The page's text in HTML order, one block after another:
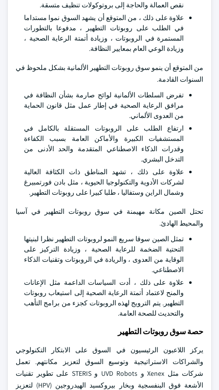
نقص العمالة والحاجة إلى بروتوكولات تنظيف متسقة.
علاوة على ذلك ، من المتوقع أن يشهد السوق نموا مستداما
في الطلب على روبوتات التطهير ، مدفوعا بالتطورات
المستمرة في الروبوتات ، وزيادة أتمتة الرعاية الصحية ،
وزيادة الوعي العام بمعايير النظافة.
من المتوقع أن ينمو سوق روبوتات التطهير الألمانية بشكل ملحوظ في
السنوات القادمة.
تفرض السلطات الألمانية لوائح صارمة بشأن النظافة في
مرافق الرعاية الصحية في إطار عمل مثل قانون الحماية
من العدوى الألماني.
ارتفاع الطلب على الروبوتات المستقلة بالكامل في
المستشفيات الكبيرة والأماكن العامة بسبب الكفاءة
وقدرات الذكاء الاصطناعي المتقدمة والحد الأدنى من
التدخل البشري.
علاوة على ذلك ، تشهد المناطق ذات الكثافة العالية
لشركات الأدوية والتكنولوجيا الحيوية ، مثل بادن فورتمبيرغ
وشمال الراين وستفاليا ، طلبا كبيرا على روبوتات التطهير.
تحتل الصين مكانة مهيمنة في سوق روبوتات التطهير في آسيا
والمحيط الهادئ.
تمثل الصين سوقا سريع النمو لروبوتات التطهير نظرا لبنيتها
التحتية الضخمة للرعاية الصحية ، وزيادة التركيز على
الوقاية من العدوى ، والريادة في الروبوتات وتقنيات الذكاء
الاصطناعي.
علاوة على ذلك ، أدت السياسات الداعمة مثل الإعانات
والمنح لاعتماد أتمتة الرعاية الصحية إلى استيعاب روبوتات
التطهير. يتم الترويج لهذه الروبوتات كجزء من برامج التأهب
والتحديث للصحة العامة.
حصة سوق روبوتات التطهير
يركز اللاعبون الرئيسيون في السوق على الابتكار التكنولوجي
والشراكات الاستراتيجية وتوسيع السوق لتعزيز مكانتهم. تعمل
شركات مثل Xenex و UVD Robots و STERIS على تطوير تقنيات
الأشعة فوق البنفسجية وبخار بيروكسيد الهيدروجين (HPV) لتعزيز